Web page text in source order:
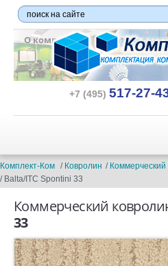
О компании Оплата и
+7 (495) 517-27-
ЛИНОЛЕУМ
Бытовой
Полукоммерческий
Коммерческий
Комплект-Ком Ковролин Коммерческий
Balta/ITC Spontini 33
Коммерческий
33